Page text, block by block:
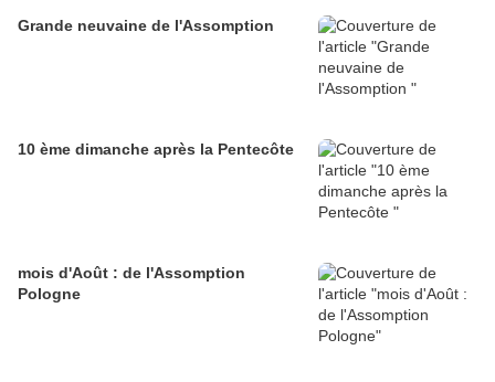
Grande neuvaine de l'Assomption
10 ème dimanche après la Pentecôte
mois d'Août : de l'Assomption
Pologne